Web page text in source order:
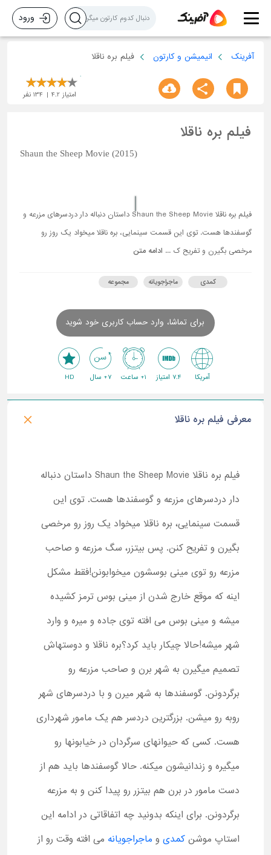
ورود
آفرینک انیمیشن و کارتون فیلم بره ناقلا
امتیاز 4.2
134 نفر
فیلم بره ناقلا
Shaun the Sheep Movie (2015)
فیلم بره ناقلا Shaun the Sheep Movie داستان دنباله دار دردسرهای مزرعه و
گوسفندها هست. توی این قسمت سینمایی، بره ناقلا میخواد یک روز رو
مرخصی بگیرن و تفریح ک ... ادامه متن
کمدی ماجراجویانه مجموعه
برای تماشا، وارد حساب کاربری خود شوید
آمریکا 7.4 امتیاز 1+ ساعت 7+ سال HD
معرفی فیلم بره ناقلا
فیلم بره ناقلا Shaun the Sheep Movie داستان دنباله
دار دردسرهای مزرعه و گوسفندها هست. توی این
قسمت سینمایی، بره ناقلا میخواد یک روز رو مرخصی
بگیرن و تفریح کنن. پس بیتزر، سگ مزرعه و صاحب
مزرعه رو توی مینی بوسشون میخوابونن!فقط مشکل
اینه که موقع خارج شدن از مینی بوس ترمز کشیده
میشه و مینی بوس می افته توی جاده و میره و وارد
شهر میشه!حالا چیکار باید کرد؟بره ناقلا و دوستهاش
تصمیم میگیرن به شهر برن و صاحب مزرعه رو
برگردونن. گوسفندها به شهر میرن و با دردسرهای شهر
روبه رو میشن. بزرگترین دردسر هم یک مامور شهرداری
هست. کسی که حیوانهای سرگردان در خیابونها رو
میگیره و زندانیشون میکنه. حالا گوسفندها باید هم از
دست مامور در برن هم بیتزر رو پیدا کنن و به مزرعه
برگردونن. برای اینکه بدونید چه اتفاقاتی در ادامه این
استاپ موشن کمدی و ماجراجویانه می افته وقت رو از